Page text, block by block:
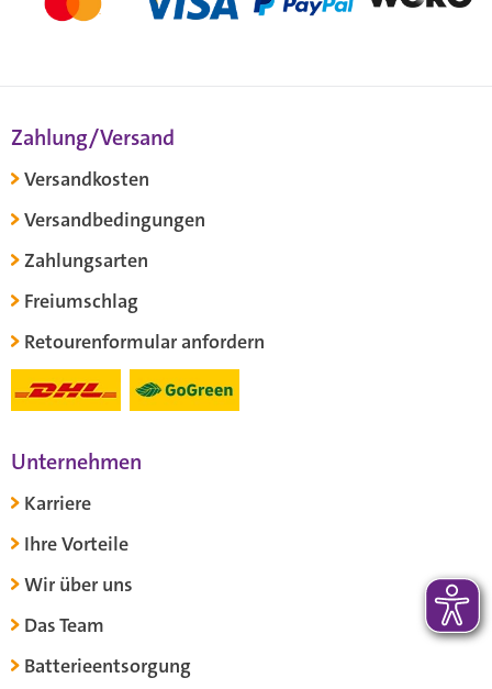
Zahlung/Versand
Versandkosten
Versandbedingungen
Zahlungsarten
Freiumschlag
Retourenformular anfordern
Unternehmen
Karriere
Ihre Vorteile
Wir über uns
Das Team
Batterieentsorgung